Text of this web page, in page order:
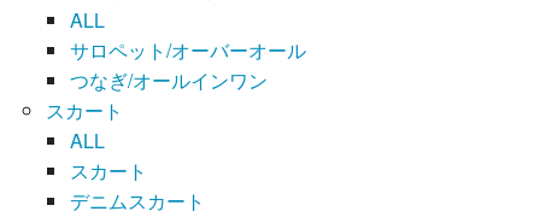
ALL
サロペット/オーバーオール
つなぎ/オールインワン
スカート
ALL
スカート
デニムスカート